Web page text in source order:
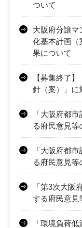
ついて
大阪府分譲マ
化基本計画（
果について
【募集終了
針（案）」に
「大阪府都
る府民意見等
「大阪府都
る府民意見等
「第3次大阪
する府民意見
「環境負荷